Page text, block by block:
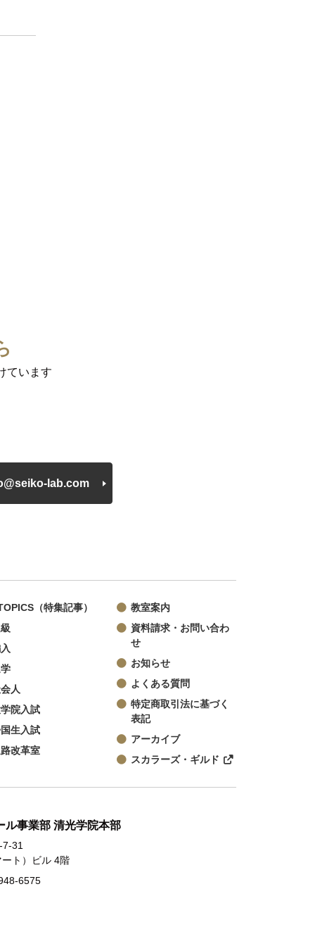
ています
lab.com
（特集記事）
人
院入試
生入試
改革室
教室案内
資料請求・お問い合わ
せ
お知らせ
よくある質問
特定商取引法に基づく
表記
アーカイブ
スカラーズ・ギルド
ル事業部 清光学院本部
7-31
ト）ビル 4階
6575